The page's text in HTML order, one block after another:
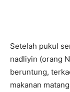
Setelah pukul
nadliyin (orang
beruntung,
makanan